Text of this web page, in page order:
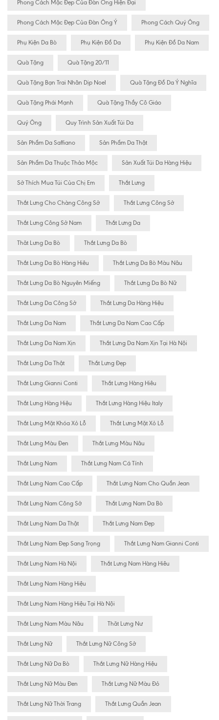
Phong Cách Mặc Đẹp Của Đàn Ông Hiện Đại
Phong Cách Mặc Đẹp Của Đàn Ông Ý Phong Cách Quý Ông
Phụ Kiện Da Bò Phụ Kiện Đồ Da Phụ Kiện Đồ Da Nam
Quà Tặng Quà Tặng 20/11
Quà Tặng Bạn Trai Nhân Dịp Noel Quà Tặng Đồ Da Ý Nghĩa
Quà Tặng Phái Mạnh Quà Tặng Thầy Cô Giáo
Quý Ông Quy Trình Sản Xuất Túi Da
Sản Phẩm Da Saffiano Sản Phẩm Da Thật
Sản Phẩm Da Thuộc Thảo Mộc Sản Xuất Túi Da Hàng Hiệu
Sở Thích Mua Túi Của Chị Em Thắt Lưng
Thắt Lưng Cho Chàng Công Sở Thắt Lưng Công Sở
Thắt Lưng Công Sở Nam Thắt Lưng Da
Thăt Lưng Da Bò Thắt Lưng Da Bò
Thắt Lưng Da Bò Hàng Hiêu Thắt Lưng Da Bò Màu Nâu
Thắt Lưng Da Bò Nguyên Miếng Thắt Lưng Da Bò Nữ
Thắt Lưng Da Công Sở Thắt Lưng Da Hàng Hiệu
Thắt Lưng Da Nam Thắt Lưng Da Nam Cao Cấp
Thắt Lưng Da Nam Xịn Thắt Lưng Da Nam Xịn Tại Hà Nội
Thắt Lưng Da Thật Thắt Lưng Đẹp
Thắt Lưng Gianni Conti Thắt Lưng Hàng Hiêu
Thắt Lưng Hàng Hiệu Thắt Lưng Hàng Hiệu Italy
Thắt Lưng Mặt Khóa Xỏ Lỗ Thắt Lưng Mặt Xỏ Lỗ
Thắt Lưng Màu Đen Thắt Lưng Màu Nâu
Thắt Lưng Nam Thắt Lưng Nam Cá Tính
Thắt Lưng Nam Cao Cấp Thắt Lưng Nam Cho Quần Jean
Thắt Lưng Nam Công Sở Thắt Lưng Nam Da Bò
Thắt Lưng Nam Da Thật Thắt Lưng Nam Đẹp
Thắt Lưng Nam Đẹp Sang Trọng Thắt Lưng Nam Gianni Conti
Thắt Lưng Nam Hà Nội Thắt Lưng Nam Hàng Hiêu
Thắt Lưng Nam Hàng Hiệu
Thắt Lưng Nam Hàng Hiệu Tại Hà Nội
Thắt Lưng Nam Màu Nâu Thăt Lưng Nư
Thắt Lưng Nữ Thắt Lưng Nữ Công Sở
Thắt Lưng Nữ Da Bò Thắt Lưng Nữ Hàng Hiệu
Thắt Lưng Nữ Màu Đen Thắt Lưng Nữ Màu Đỏ
Thắt Lưng Nữ Thời Trang Thắt Lưng Quần Jean